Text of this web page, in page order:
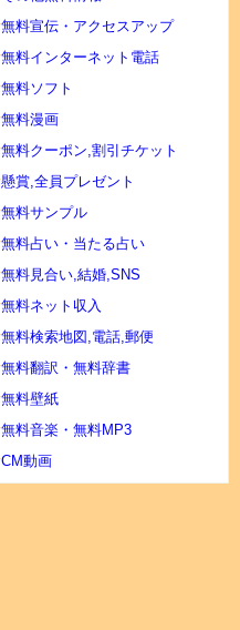
無料宣伝・アクセスアップ
無料インターネット電話
無料ソフト
無料漫画
無料クーポン,割引チケット
懸賞,全員プレゼント
無料サンプル
無料占い・当たる占い
無料見合い,結婚,SNS
無料ネット収入
無料検索地図,電話,郵便
無料翻訳・無料辞書
無料壁紙
無料音楽・無料MP3
CM動画